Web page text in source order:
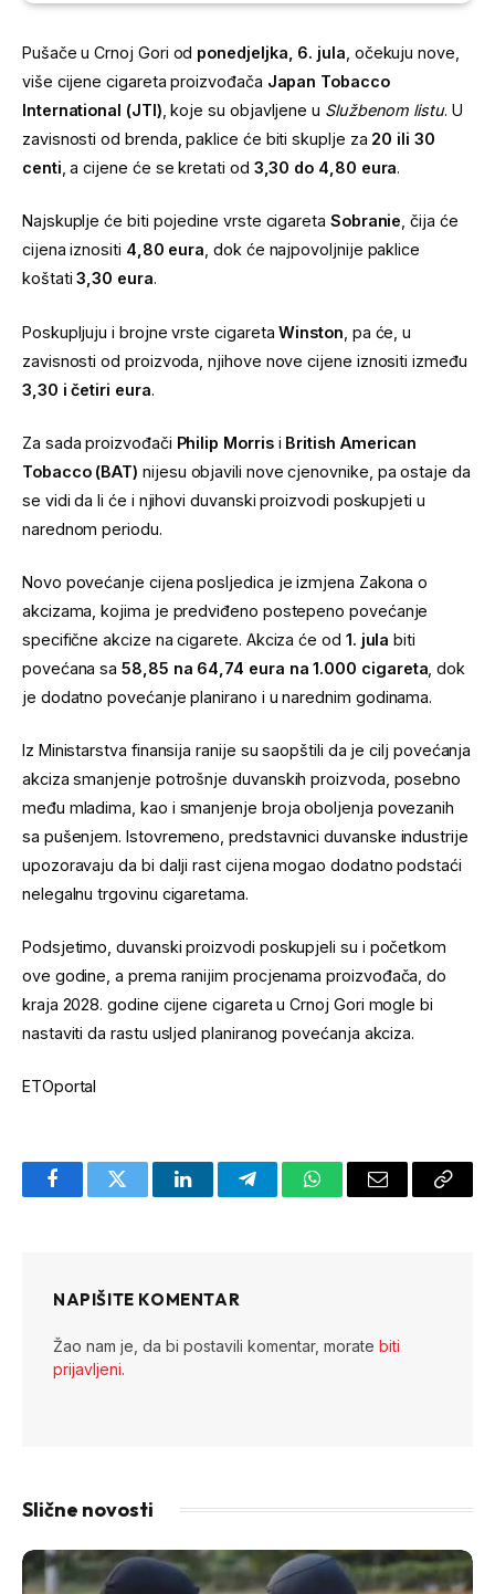
Pušače u Crnoj Gori od ponedjeljka, 6. jula , očekuju nove,
više cijene cigareta proizvođača Japan Tobacco
International (JTI) , koje su objavljene u Službenom listu. U
zavisnosti od brenda, paklice će biti skuplje za 20 ili 30
centi , a cijene će se kretati od 3,30 do 4,80 eura.
Najskuplje će biti pojedine vrste cigareta Sobranie, čija će
cijena iznositi 4,80 eura, dok će najpovoljnije paklice
koštati3,30 eura.
Poskupljuju i brojne vrste cigaretaWinston , pa će, u
zavisnosti od proizvoda, njihove nove cijene iznositi između
3,30 i četiri eura.
Za sada proizvođači Philip Morrisi British American
Tobacco (BAT) nijesu objavili nove cjenovnike, pa ostaje da
se vidi da li će i njihovi duvanski proizvodi poskupjeti u
narednom periodu.
Novo povećanje cijena posljedica je izmjena Zakona o
akcizama, kojima je predviđeno postepeno povećanje
specifične akcize na cigarete. Akciza će od 1. jula biti
povećana sa58,85 na 64,74 eura na 1.000 cigareta , dok
je dodatno povećanje planirano i u narednim godinama.
Iz Ministarstva finansija ranije su saopštili da je cilj povećanja
akciza smanjenje potrošnje duvanskih proizvoda, posebno
među mladima, kao i smanjenje broja oboljenja povezanih
sa pušenjem. Istovremeno, predstavnici duvanske industrije
upozoravaju da bi dalji rast cijena mogao dodatno podstaći
nelegalnu trgovinu cigaretama.
Podsjetimo, duvanski proizvodi poskupjeli su i početkom
ove godine, a prema ranijim procjenama proizvođača, do
kraja 2028. godine cijene cigareta u Crnoj Gori mogle bi
nastaviti da rastu usljed planiranog povećanja akciza.
ETOportal
FacebookTwitter LinkedInTelegramWhatsAppEmail
Copy
NAPIŠITE KOMENTAR
Žao nam je, da bi postavili komentar, morate biti
prijavljeni.
Slične novosti